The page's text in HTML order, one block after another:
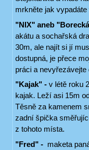
mrkněte jak vypadáte
"NIX" aneb
akátu a sochařská
30m, ale najít si jí
dostupná, je přece
práci a nevyřezávejte
"Kajak" - v létě roku
kajak. Leží asi 15m
Těsně za kamenem
zadní špička
z tohoto místa.
"Fred" - maketa